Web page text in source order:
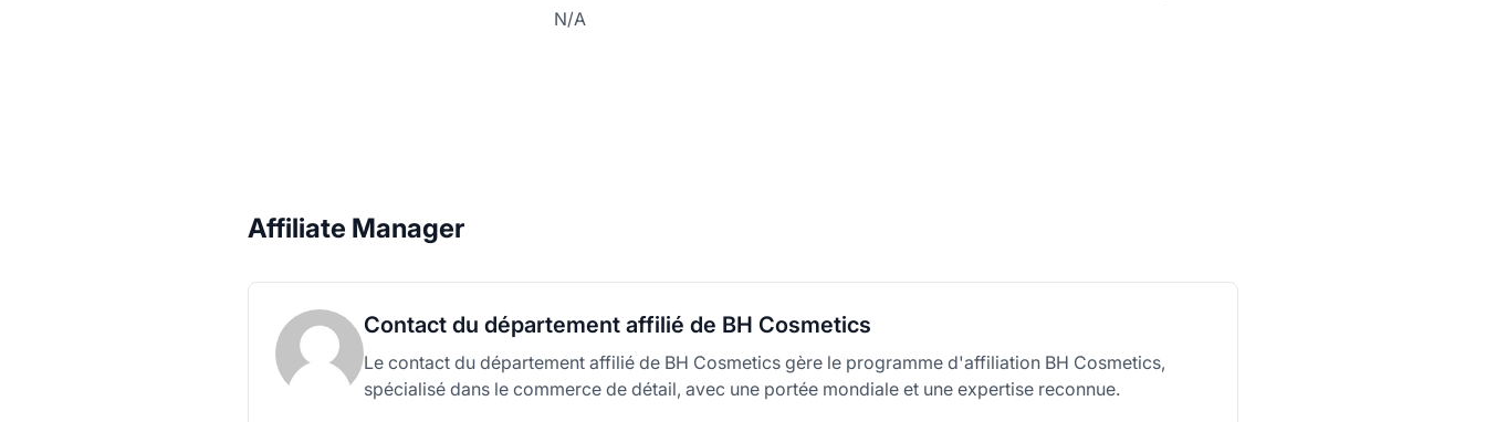
N/A
Affiliate Manager
Contact du département affilié de BH Cosmetics
Le contact du département affilié de BH Cosmetics gère le programme d'affiliation BH Cosmetics,
spécialisé dans le commerce de détail, avec une portée mondiale et une expertise reconnue.